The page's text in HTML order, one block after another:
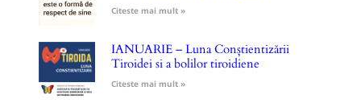
Citeste mai mult »
IANUARIE – Luna Conștientizării
Tiroidei si a bolilor tiroidiene
Citeste mai mult »